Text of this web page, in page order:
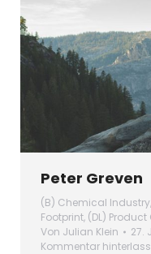
Peter Greven
(B) Chemical Industry,
Footprint, (DL)
Von Julian Klein
27.
Kommentar